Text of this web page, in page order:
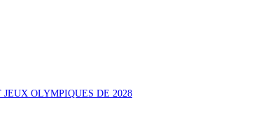
OLYMPIQUES DE 2028